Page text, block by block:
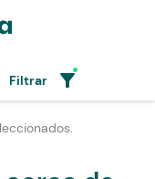
Filtrar filter_alt